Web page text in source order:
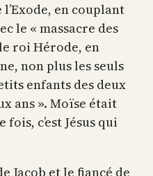
en couplant
le « massacre des
roi Hérode, en
non plus les seuls
enfants des deux
ans ». Moïse était
fois, c’est Jésus qui
Jacob et le fiancé de